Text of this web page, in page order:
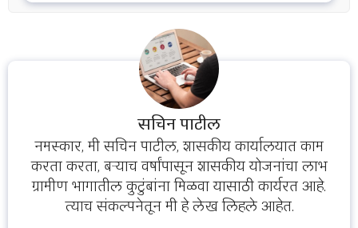
सचिन पाटील
नमस्कार, मी सचिन पाटील, शासकीय कार्यालयात काम
करता करता, बऱ्याच वर्षांपासून शासकीय योजनांचा लाभ
ग्रामीण भागातील कुटुंबांना मिळवा यासाठी कार्यरत आहे.
त्याच संकल्पनेतून मी हे लेख लिहले आहेत.